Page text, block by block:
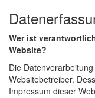
Wer ist
Website?
Die
Websitebetreiber.
Impressum dieser